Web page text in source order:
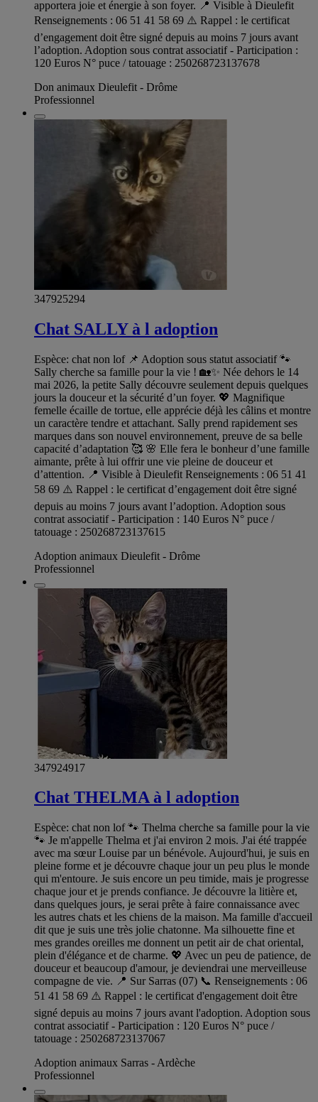
apportera joie et énergie à son foyer. 📍 Visible à Dieulefit
Renseignements : 06 51 41 58 69 ⚠️ Rappel : le certificat
d’engagement doit être signé depuis au moins 7 jours avant
l’adoption. Adoption sous contrat associatif - Participation :
120 Euros N° puce / tatouage : 250268723137678
Don animaux Dieulefit - Drôme
Professionnel
347925294
Chat SALLY à l adoption
Espèce: chat non lof 📌 Adoption sous statut associatif 🐾
Sally cherche sa famille pour la vie ! 🏡✨ Née dehors le 14
mai 2026, la petite Sally découvre seulement depuis quelques
jours la douceur et la sécurité d’un foyer. 💖 Magnifique
femelle écaille de tortue, elle apprécie déjà les câlins et montre
un caractère tendre et attachant. Sally prend rapidement ses
marques dans son nouvel environnement, preuve de sa belle
capacité d’adaptation 🥰 🌸 Elle fera le bonheur d’une famille
aimante, prête à lui offrir une vie pleine de douceur et
d’attention. 📍 Visible à Dieulefit Renseignements : 06 51 41
58 69 ⚠️ Rappel : le certificat d’engagement doit être signé
depuis au moins 7 jours avant l’adoption. Adoption sous
contrat associatif - Participation : 140 Euros N° puce /
tatouage : 250268723137615
Adoption animaux Dieulefit - Drôme
Professionnel
347924917
Chat THELMA à l adoption
Espèce: chat non lof 🐾 Thelma cherche sa famille pour la vie
🐾 Je m'appelle Thelma et j'ai environ 2 mois. J'ai été trappée
avec ma sœur Louise par un bénévole. Aujourd'hui, je suis en
pleine forme et je découvre chaque jour un peu plus le monde
qui m'entoure. Je suis encore un peu timide, mais je progresse
chaque jour et je prends confiance. Je découvre la litière et,
dans quelques jours, je serai prête à faire connaissance avec
les autres chats et les chiens de la maison. Ma famille d'accueil
dit que je suis une très jolie chatonne. Ma silhouette fine et
mes grandes oreilles me donnent un petit air de chat oriental,
plein d'élégance et de charme. 💖 Avec un peu de patience, de
douceur et beaucoup d'amour, je deviendrai une merveilleuse
compagne de vie. 📍 Sur Sarras (07) 📞 Renseignements : 06
51 41 58 69 ⚠️ Rappel : le certificat d'engagement doit être
signé depuis au moins 7 jours avant l'adoption. Adoption sous
contrat associatif - Participation : 120 Euros N° puce /
tatouage : 250268723137067
Adoption animaux Sarras - Ardèche
Professionnel